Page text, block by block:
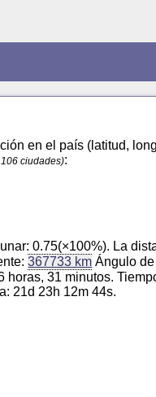
en el país (latitud,
ciudades):
0.75(×100%). La
367733 km Ángulo de
horas, 31 minutos.
21d 23h 12m 44s.